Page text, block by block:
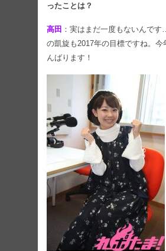
ったことは？
高田 ：実はまだ一度もないんで
の凱旋も2017年の目標ですね。今
んばります！